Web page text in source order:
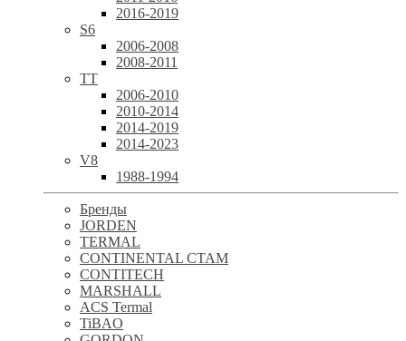
2016-2019
S6
2006-2008
2008-2011
TT
2006-2010
2010-2014
2014-2019
2014-2023
V8
1988-1994
Бренды
JORDEN
TERMAL
CONTINENTAL CTAM
CONTITECH
MARSHALL
ACS Termal
TiBAO